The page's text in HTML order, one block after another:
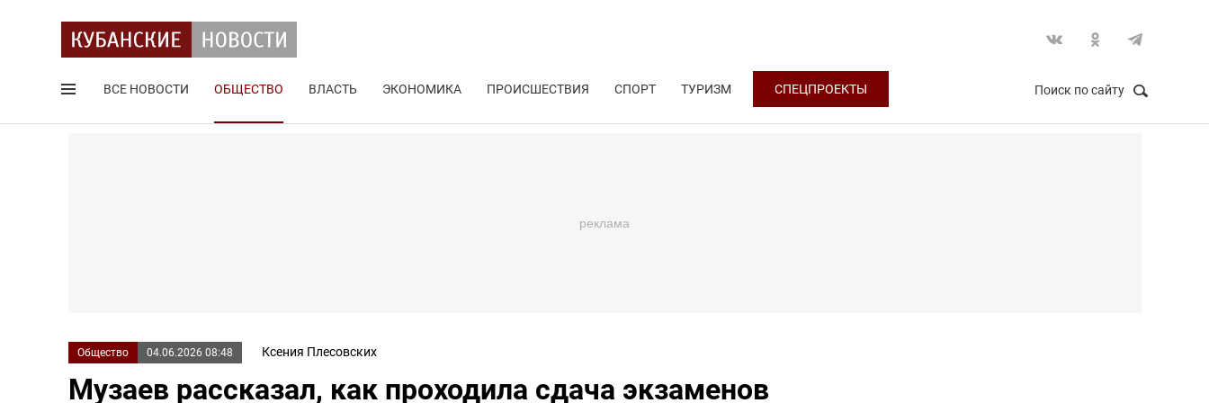
ВСЕ НОВОСТИ ОБЩЕСТВО ВЛАСТЬ ЭКОНОМИКА ПРОИСШЕСТВИЯ СПОРТ ТУРИЗМ СПЕЦПРОЕКТЫ Поиск по сайту
Общество 04.06.2026 08:48 Ксения Плесовских
Музаев рассказал, как проходила сдача экзаменов